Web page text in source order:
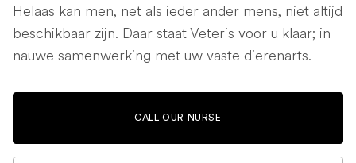
Helaas kan men, net als ieder ander mens, niet altijd
beschikbaar zijn. Daar staat Veteris voor u klaar; in
nauwe samenwerking met uw vaste dierenarts.
CALL OUR NURSE